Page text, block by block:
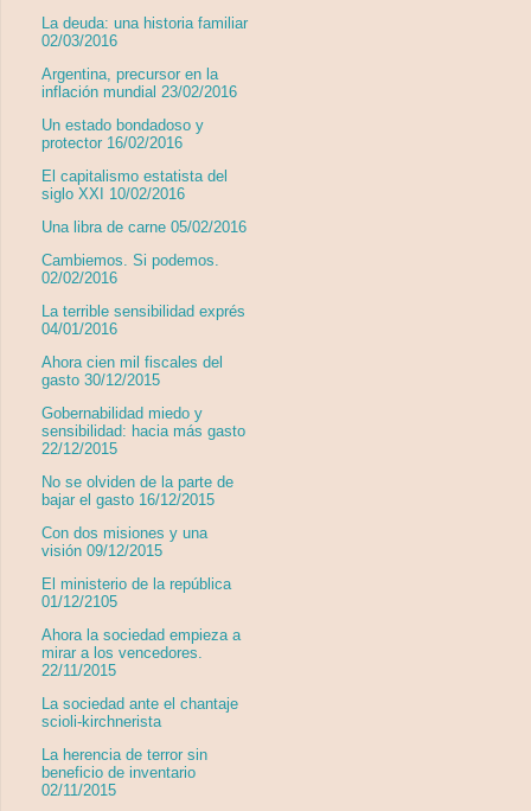
La deuda: una historia familiar
02/03/2016
Argentina, precursor en la
inflación mundial 23/02/2016
Un estado bondadoso y
protector 16/02/2016
El capitalismo estatista del
siglo XXI 10/02/2016
Una libra de carne 05/02/2016
Cambiemos. Si podemos.
02/02/2016
La terrible sensibilidad exprés
04/01/2016
Ahora cien mil fiscales del
gasto 30/12/2015
Gobernabilidad miedo y
sensibilidad: hacia más gasto
22/12/2015
No se olviden de la parte de
bajar el gasto 16/12/2015
Con dos misiones y una
visión 09/12/2015
El ministerio de la república
01/12/2105
Ahora la sociedad empieza a
mirar a los vencedores.
22/11/2015
La sociedad ante el chantaje
scioli-kirchnerista
La herencia de terror sin
beneficio de inventario
02/11/2015